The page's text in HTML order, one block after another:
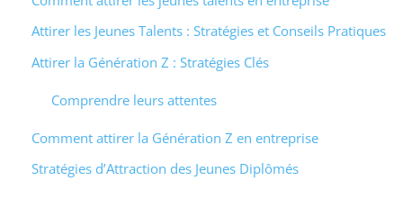
Attirer les Jeunes Talents : Stratégies et Conseils Pratiques
Attirer la Génération Z : Stratégies Clés
Comprendre leurs attentes
Comment attirer la Génération Z en entreprise
Stratégies d’Attraction des Jeunes Diplômés